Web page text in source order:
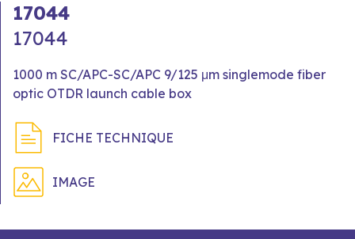
17044
17044
1000 m SC/APC-SC/APC 9/125 μm singlemode fiber
optic OTDR launch cable box
FICHE TECHNIQUE
IMAGE